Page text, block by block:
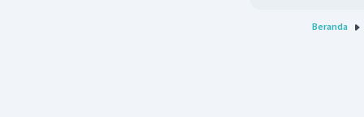
Beranda